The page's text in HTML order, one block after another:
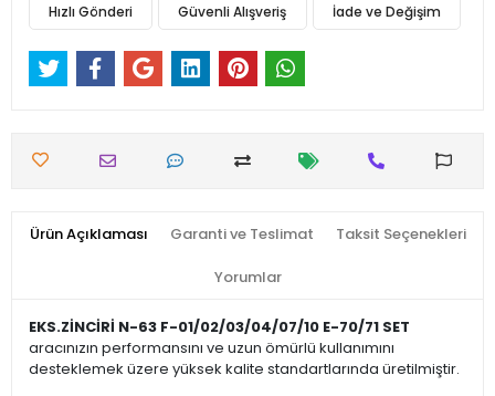
Hızlı Gönderi Güvenli Alışveriş İade ve Değişim
Ürün Açıklaması Garanti ve Teslimat Taksit Seçenekleri
Yorumlar
EKS.ZİNCİRİ N-63 F-01/02/03/04/07/10 E-70/71 SET
aracınızın performansını ve uzun ömürlü kullanımını
desteklemek üzere yüksek kalite standartlarında üretilmiştir.